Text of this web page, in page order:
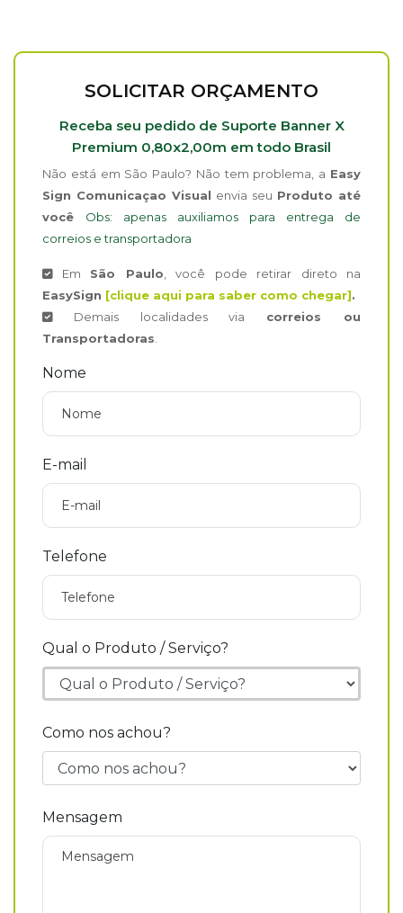
SOLICITAR ORÇAMENTO
Receba seu pedido de Suporte Banner X
Premium 0,80x2,00m em todo Brasil
Não está em São Paulo? Não tem problema, a Easy
Sign Comunicaçao Visual envia seu Produto até
você Obs: apenas auxiliamos para entrega de
correios e transportadora
Em São Paulo , você pode retirar direto na
EasySign [clique aqui para saber como chegar].
Demais localidades via correios ou
Transportadoras
Nome
E-mail
Telefone
Qual o Produto / Serviço?
Como nos achou?
Mensagem